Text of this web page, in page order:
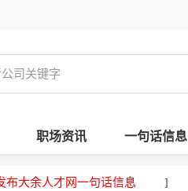
职场资讯 一句话信息
布大余人才网一句话信息 ]